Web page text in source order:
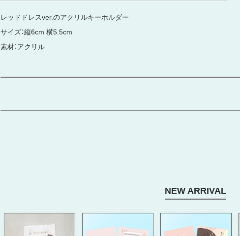
レッドドレスver.のアクリルキーホルダー
サイズ：縦6cm 横5.5cm
素材：アクリル
NEW ARRIVAL